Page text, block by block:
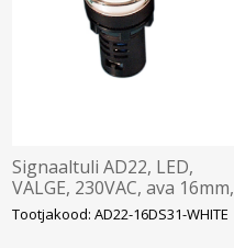
Signaaltuli AD22, LED,
VALGE, 230VAC, ava 16mm,
IP65, DELIXI
Tootjakood: AD22-16DS31-WHITE